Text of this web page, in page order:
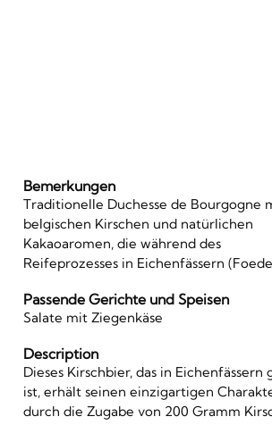
Bemerkungen
Traditionelle Duchesse de Bourgogne
belgischen Kirschen und natürlichen
Kakaoaromen, die während des
Reifeprozesses in Eichenfässern
Passende Gerichte und Speisen
Salate mit Ziegenkäse
Description
Dieses Kirschbier, das in Eichenfässern
ist, erhält seinen einzigartigen
durch die Zugabe von 200 Gramm